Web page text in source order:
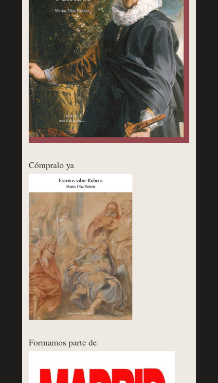
Cómpralo ya
Formamos parte de